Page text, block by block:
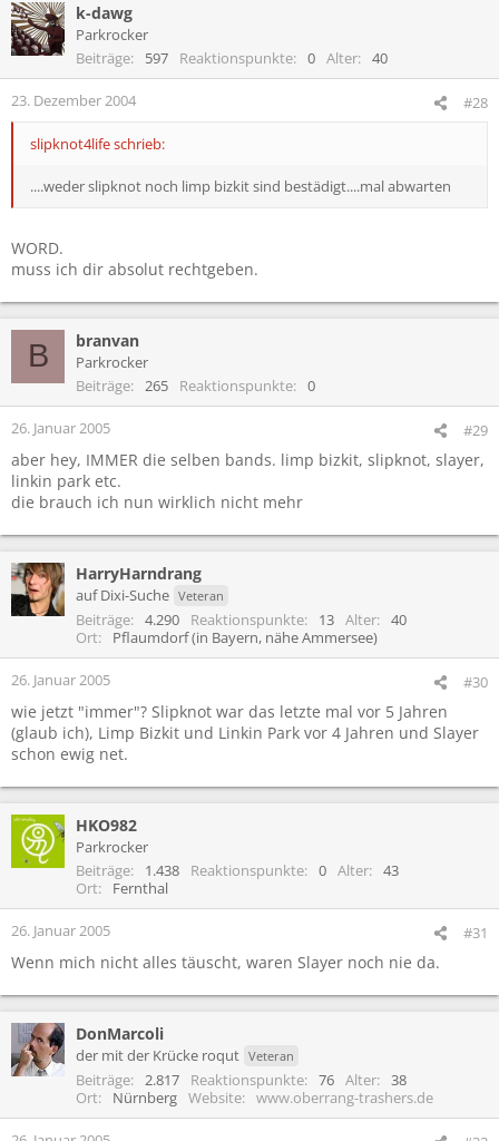
k-dawg
Parkrocker
Beiträge
597 Reaktionspunkte 0 Alter 40
23. Dezember 2004 #28
slipknot4life schrieb:
....weder slipknot noch limp bizkit sind bestädigt....mal abwarten
WORD.
muss ich dir absolut rechtgeben.
B branvan
Parkrocker
Beiträge
265 Reaktionspunkte 0
26. Januar 2005 #29
aber hey, IMMER die selben bands. limp bizkit, slipknot, slayer,
linkin park etc.
die brauch ich nun wirklich nicht mehr
HarryHarndrang
auf Dixi-Suche Veteran
Beiträge 4.290 Reaktionspunkte 13 Alter
40
Ort
Pflaumdorf (in Bayern, nähe Ammersee)
26. Januar 2005 #30
wie jetzt "immer"? Slipknot war das letzte mal vor 5 Jahren
(glaub ich), Limp Bizkit und Linkin Park vor 4 Jahren und Slayer
schon ewig net.
HKO982
Parkrocker
Beiträge
1.438 Reaktionspunkte 0 Alter
43
Ort
Fernthal
26. Januar 2005 #31
Wenn mich nicht alles täuscht, waren Slayer noch nie da.
DonMarcoli
der mit der Krücke roqut Veteran
Beiträge 2.817 Reaktionspunkte 76 Alter
38
Ort
Nürnberg Website www.oberrang-trashers.de